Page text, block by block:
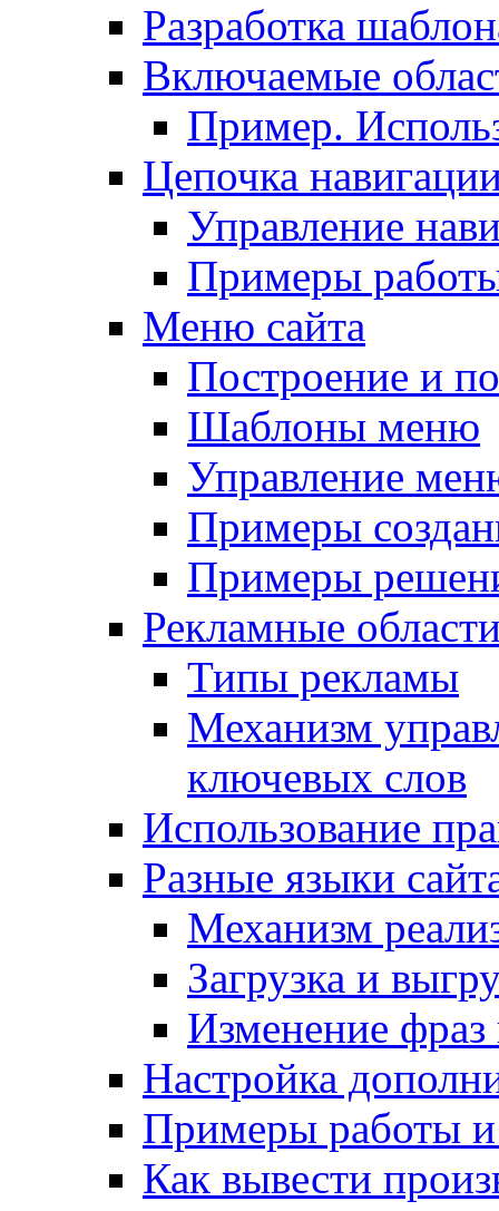
Разработка
Включаемые
Пример.
Цепочка
Управление
Примеры
Меню сайта
Построение и
Шаблоны меню
Управление
Примеры
Примеры
Рекламные
Типы рекламы
Механизм
ключевых слов
Использование
Разные языки
Механизм
Загрузка и
Изменение
Настройка
Примеры работы
Как вывести